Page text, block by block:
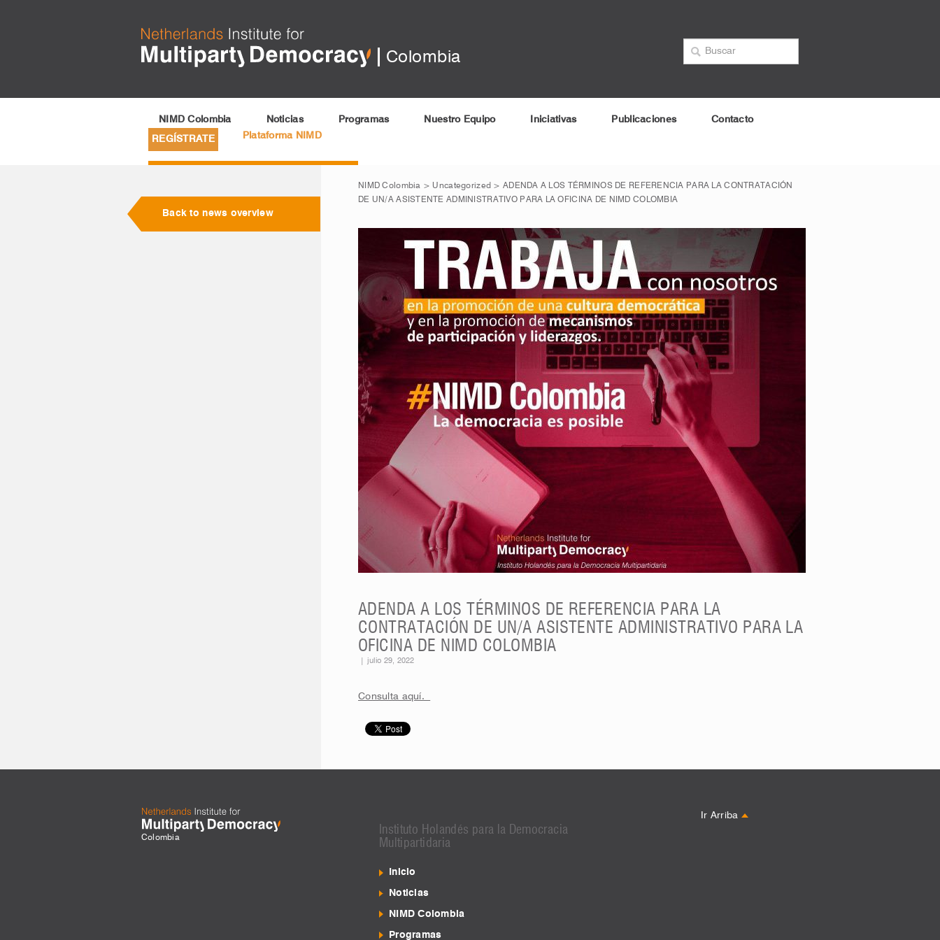
Colombia
NIMD Colombia Noticias Programas Nuestro Equipo Iniciativas Publicaciones
Contacto
REGÍSTRATE
Plataforma NIMD
Back to news overview
NIMD Colombia > Uncategorized > ADENDA A LOS TÉRMINOS DE REFERENCIA PARA LA CONTRATACIÓN
DE UN/A ASISTENTE ADMINISTRATIVO PARA LA OFICINA DE NIMD COLOMBIA
ADENDA A LOS TÉRMINOS DE REFERENCIA PARA LA
CONTRATACIÓN DE UN/A ASISTENTE ADMINISTRATIVO PARA LA
OFICINA DE NIMD COLOMBIA
julio 29, 2022
Consulta aquí.
Ir Arriba
Colombia
Instituto Holandés para la Democracia
Multipartidaria
Inicio
Noticias
NIMD Colombia
Programas